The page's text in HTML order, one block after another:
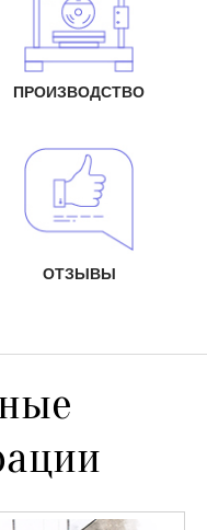
ПРОИЗВОДСТВО
ОТЗЫВЫ